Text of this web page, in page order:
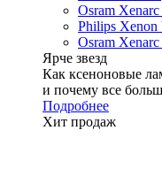
Osram
Philips Xenon
Osram
Ярче звезд
Как ксеноновые
и почему все
Подробнее
Хит продаж